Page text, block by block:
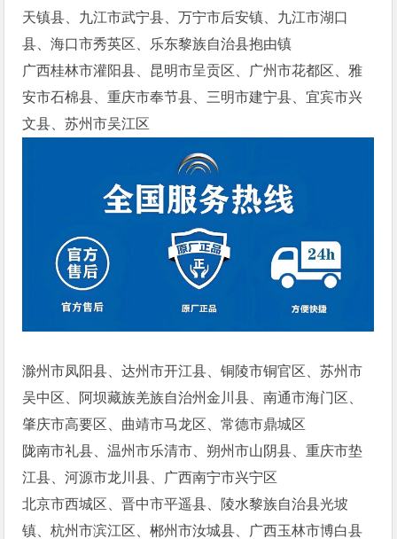
天镇县、九江市武宁县、万宁市后安镇、九江市湖口
县、海口市秀英区、乐东黎族自治县抱由镇
广西桂林市灌阳县、昆明市呈贡区、广州市花都区、雅
安市石棉县、重庆市奉节县、三明市建宁县、宜宾市兴
文县、苏州市吴江区
滁州市凤阳县、达州市开江县、铜陵市铜官区、苏州市
吴中区、阿坝藏族羌族自治州金川县、南通市海门区、
肇庆市高要区、曲靖市马龙区、常德市鼎城区
陇南市礼县、温州市乐清市、朔州市山阴县、重庆市垫
江县、河源市龙川县、广西南宁市兴宁区
北京市西城区、晋中市平遥县、陵水黎族自治县光坡
镇、杭州市滨江区、郴州市汝城县、广西玉林市博白县